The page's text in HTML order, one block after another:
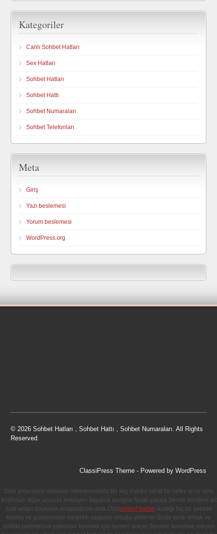
Kategoriler
Canlı Sohbet Hatları
Sex Hatları
Sohbet Hatları
Sohbet Hattı
Sohbet Numaraları
Sohbet Telefonları
Meta
Giriş
Yazı beslemesi
Yorum beslemesi
WordPress.org
© 2026 Sohbet Hatları , Sohbet Hattı , Sohbet Numaraları. All Rights
Reserved.
ClassiPress Theme- Powered by WordPress
Özel anlarınızın olmasını istemezmisiniz.Bir kaç dakika rahat bir nefes al ve seni
telefonun diğer ucunda bekleyen bayanla tanışma fırsatı yakala.Sende kendine ait
özel anları doyasıya anlatabilirsin artık.Özelsohbet hatlarıözeliği hiç bir şekilde
kırılma ve gücenmenin karşılıklı saygının olduğu yerlerdir.Sizde tanık olmak ve
sohbet partnerinizi yakından tanımak için hemen arayın.Seninle tanışmak isteyen